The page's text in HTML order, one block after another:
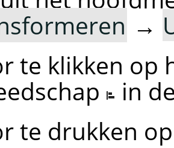
→
te klikken op
in
te drukken